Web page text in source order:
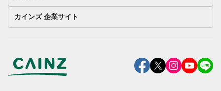
カインズ 企業サイト